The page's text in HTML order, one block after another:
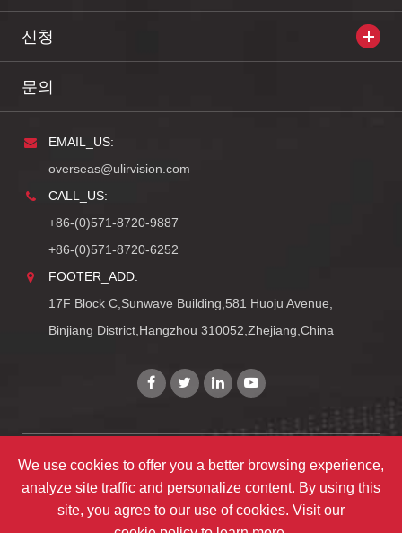
신청
문의
EMAIL_US:
overseas@ulirvision.com
CALL_US:
+86-(0)571-8720-9887
+86-(0)571-8720-6252
FOOTER_ADD:
17F Block C,Sunwave Building,581 Huoju Avenue,
Binjiang District,Hangzhou 310052,Zhejiang,China
Copyright© Zhejiang ULIRVISION Technology Co., Ltd.
TY_ALL_RIGHTS_RESERVEDS
TY_SITEMAPS | TY_PRIVACY
We use cookies to offer you a better browsing experience,
analyze site traffic and personalize content. By using this
site, you agree to our use of cookies. Visit our